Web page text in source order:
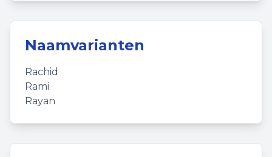
Naamvarianten
Rachid
Rami
Rayan